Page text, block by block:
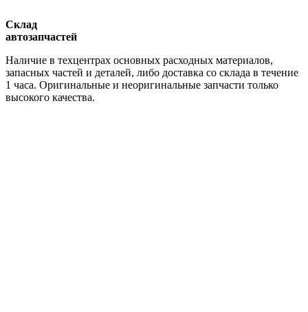
Склад
автозапчастей
Наличие в техцентрах основных расходных материалов,
запасных частей и деталей, либо доставка со склада в течение
1 часа. Оригинальные и неоригинальные запчасти только
высокого качества.